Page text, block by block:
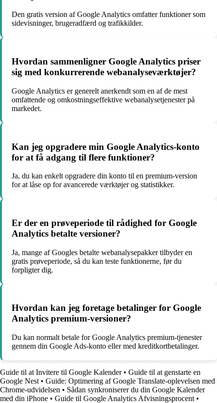
Den gratis version af Google Analytics omfatter funktioner som
sidevisninger, brugeradfærd og trafikkilder.
Hvordan sammenligner Google Analytics priser
sig med konkurrerende webanalyseværktøjer?
Google Analytics er generelt anerkendt som en af de mest
omfattende og omkostningseffektive webanalysetjenester på
markedet.
Kan jeg opgradere min Google Analytics-konto
for at få adgang til flere funktioner?
Ja, du kan enkelt opgradere din konto til en premium-version
for at låse op for avancerede værktøjer og statistikker.
Er der en prøveperiode til rådighed for Google
Analytics betalte versioner?
Ja, mange af Googles betalte webanalysepakker tilbyder en
gratis prøveperiode, så du kan teste funktionerne, før du
forpligter dig.
Hvordan kan jeg foretage betalinger for Google
Analytics premium-versioner?
Du kan normalt betale for Google Analytics premium-tjenester
gennem din Google Ads-konto eller med kreditkortbetalinger.
Guide til at Invitere til Google Kalender• Guide til at genstarte en
Google Nest • Guide: Optimering af Google Translate-oplevelsen med
Chrome-udvidelsen • Sådan synkroniserer du din Google Kalender
med din iPhone • Guide til Google Analytics Afvisningsprocent •